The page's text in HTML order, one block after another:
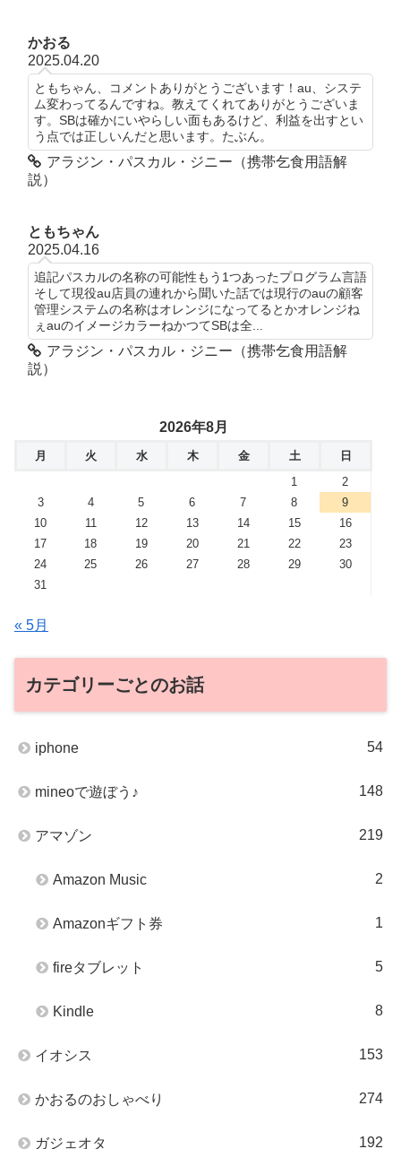
かおる
2025.04.20
ともちゃん、コメントありがとうございます！au、システ
ム変わってるんですね。教えてくれてありがとうございま
す。SBは確かにいやらしい面もあるけど、利益を出すとい
う点では正しいんだと思います。たぶん。
アラジン・パスカル・ジニー（携帯乞食用語解
説）
ともちゃん
2025.04.16
追記パスカルの名称の可能性もう1つあったプログラム言語
そして現役au店員の連れから聞いた話では現行のauの顧客
管理システムの名称はオレンジになってるとかオレンジね
ぇauのイメージカラーねかつてSBは全...
アラジン・パスカル・ジニー（携帯乞食用語解
説）
2026年8月
月 火 水 木 金 土
日
1
2
3
4 5 6 7 8
9
10
11 12 13 14 15
16
17
18 19 20 21 22
23
24
25 26 27 28 29
30
31
« 5月
カテゴリーごとのお話
iphone 54
mineoで遊ぼう♪ 148
アマゾン 219
Amazon Music 2
Amazonギフト券 1
fireタブレット 5
Kindle 8
イオシス 153
かおるのおしゃべり 274
ガジェオタ 192